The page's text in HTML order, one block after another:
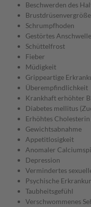
Beschwerden des
Schrumpfhoden
Gestörtes
Schüttelfrost
Fieber
Müdigkeit
Grippeartige
Überempfindlichkeit
Krankhaft erhöhter
Diabetes mellitus
Erhöhtes Cholesterin
Gewichtsabnahme
Appetitlosigkeit
Anomaler
Depression
Vermindertes
Psychische
Taubheitsgefühl
Verschwommenes